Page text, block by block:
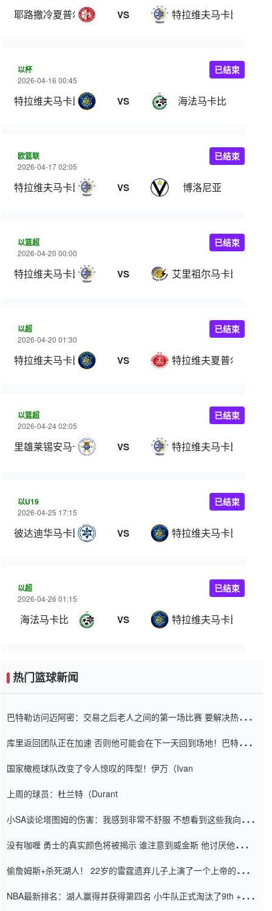
耶路撒冷夏普尔 VS 特拉维夫马卡比
以杯
2026-04-16 00:45
特拉维夫马卡比 VS 海法马卡比
已结束
欧篮联
2026-04-17 02:05
特拉维夫马卡比 VS 博洛尼亚
已结束
以篮超
2026-04-20 00:00
特拉维夫马卡比 VS 艾里祖尔马卡比
已结束
以超
2026-04-20 01:30
特拉维夫马卡比 VS 特拉维夫夏普尔
已结束
以篮超
2026-04-24 02:05
里雄莱锡安马卡比 VS 特拉维夫马卡比
已结束
以U19
2026-04-25 17:15
彼达迪华马卡比U19 VS 特拉维夫马卡比U19
已结束
以超
2026-04-26 01:15
海法马卡比 VS 特拉维夫马卡比
已结束
热门篮球新闻
巴特勒访问迈阿密：交易之后老人之间的第一场比赛 要解决热情的
库里返回团队正在加速 否则他可能会在下一天回到场地！巴特勒迈
国家橄榄球队改变了令人惊叹的阵型！伊万（Ivan
上周的球员：杜兰特（Durant
小SA谈论塔图姆的伤害：我感到非常不舒服 不想看到这些我向他
没有咖喱 勇士的真实颜色将被揭示 谁注意到威金斯 他讨厌他的老
偷詹姆斯+杀死湖人！ 22岁的雷霆遗弃儿子上演了一个上帝的剧
NBA最新排名：湖人赢得并获得第四名 小牛队正式淘汰了9th + 76